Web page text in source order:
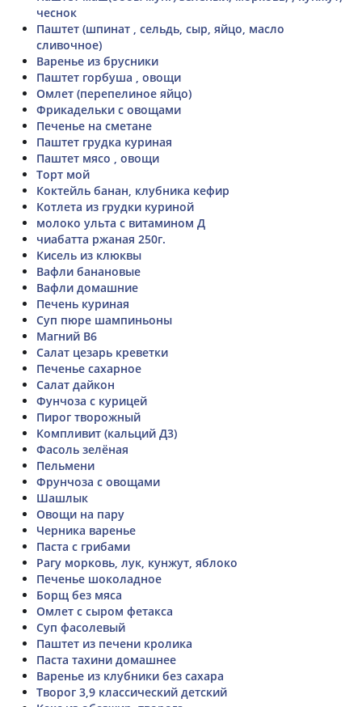
чеснок
Паштет (шпинат , сельдь, сыр, яйцо, масло
сливочное)
Варенье из брусники
Паштет горбуша , овощи
Омлет (перепелиное яйцо)
Фрикадельки с овощами
Печенье на сметане
Паштет грудка куриная
Паштет мясо , овощи
Торт мой
Коктейль банан, клубника кефир
Котлета из грудки куриной
молоко ульта с витамином Д
чиабатта ржаная 250г.
Кисель из клюквы
Вафли банановые
Вафли домашние
Печень куриная
Суп пюре шампиньоны
Магний В6
Салат цезарь креветки
Печенье сахарное
Салат дайкон
Фунчоза с курицей
Пирог творожный
Компливит (кальций Д3)
Фасоль зелёная
Пельмени
Фрунчоза с овощами
Шашлык
Овощи на пару
Черника варенье
Паста с грибами
Рагу морковь, лук, кунжут, яблоко
Печенье шоколадное
Борщ без мяса
Омлет с сыром фетакса
Суп фасолевый
Паштет из печени кролика
Паста тахини домашнее
Варенье из клубники без сахара
Творог 3,9 классический детский